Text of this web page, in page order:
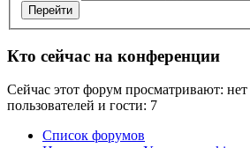
Кто сейчас на конференции
Сейчас этот форум просматривают:
пользователей и гости: 7
Список форумов